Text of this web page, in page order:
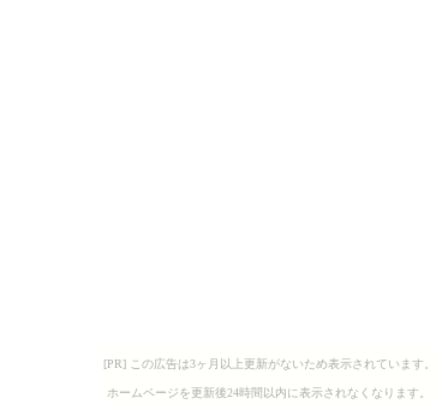
[PR] この広告は3ヶ月以上更新がないため表示されています。
ホームページを更新後24時間以内に表示されなくなります。